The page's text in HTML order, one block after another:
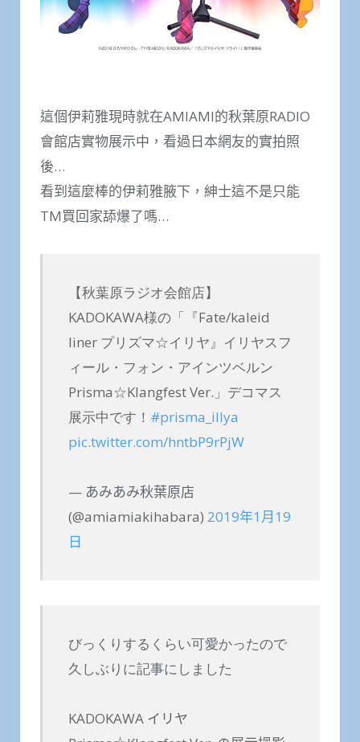
這個伊莉雅現時就在AMIAMI的秋葉原RADIO
會館店實物展示中，看過日本網友的實拍照
後…
看到這麼棒的伊莉雅腋下，紳士這不是只能
TM買回家舔爆了嗎…
【秋葉原ラジオ会館店】
KADOKAWA様の「『Fate/kaleid
liner プリズマ☆イリヤ』イリヤスフ
ィール・フォン・アインツベルン
Prisma☆Klangfest Ver.」デコマス
展示中です！ #prisma_illya
pic.twitter.com/hntbP9rPjW
— あみあみ秋葉原店
(@amiamiakihabara) 2019年1月19
日
びっくりするくらい可愛かったので
久しぶりに記事にしました
KADOKAWA イリヤ